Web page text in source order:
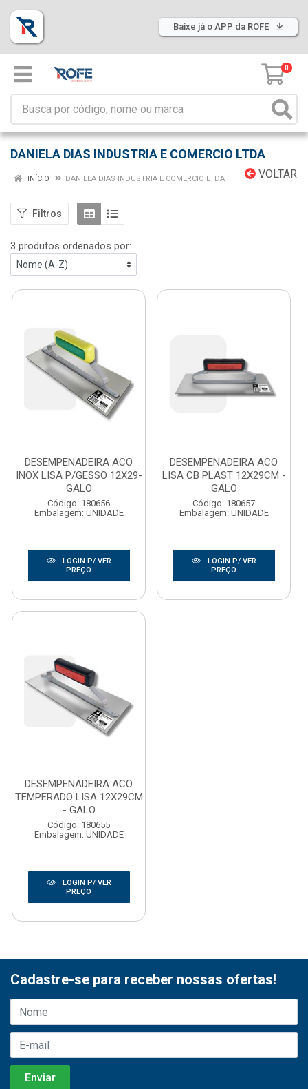
Baixe já o APP da ROFE
0
DANIELA DIAS INDUSTRIA E COMERCIO LTDA
VOLTAR
INÍCIO DANIELA DIAS INDUSTRIA E COMERCIO LTDA
Filtros
3 produtos ordenados por:
DESEMPENADEIRA ACO
INOX LISA P/GESSO 12X29-
GALO
Código: 180656
Embalagem: UNIDADE
LOGIN P/ VER
PREÇO
DESEMPENADEIRA ACO
LISA CB PLAST 12X29CM -
GALO
Código: 180657
Embalagem: UNIDADE
LOGIN P/ VER
PREÇO
DESEMPENADEIRA ACO
TEMPERADO LISA 12X29CM
- GALO
Código: 180655
Embalagem: UNIDADE
LOGIN P/ VER
PREÇO
Cadastre-se para receber nossas ofertas!